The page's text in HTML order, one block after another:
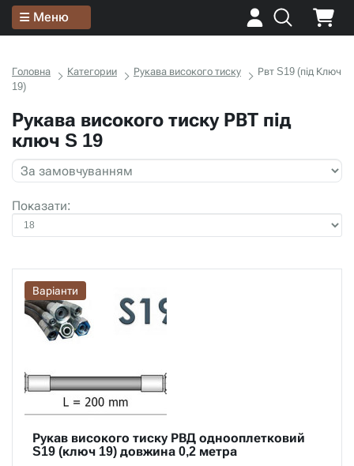
Меню
Головна Категории Рукава високого тиску
Рвт S19 (під Ключ
19)
Рукава високого тиску РВТ під
ключ S 19
Показати:
Варіанти
Рукав високого тиску РВД однооплетковий
S19 (ключ 19) довжина 0,2 метра